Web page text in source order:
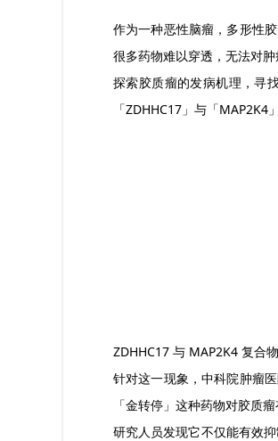
作为一种恶性脑瘤，多形性
很多药物难以穿透，无法对
探索胶质瘤的发病机理，寻
「ZDHHC17」与「
ZDHHC17 与 MAP2K4 复合
针对这一现象，中科院肿瘤
「金转停」这种药物对胶质瘤
研究人员发现它不仅能有效